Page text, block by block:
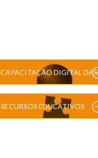
CAPACITAÇÃO DIGITAL DAS
RECURSOS EDUCATIVOS